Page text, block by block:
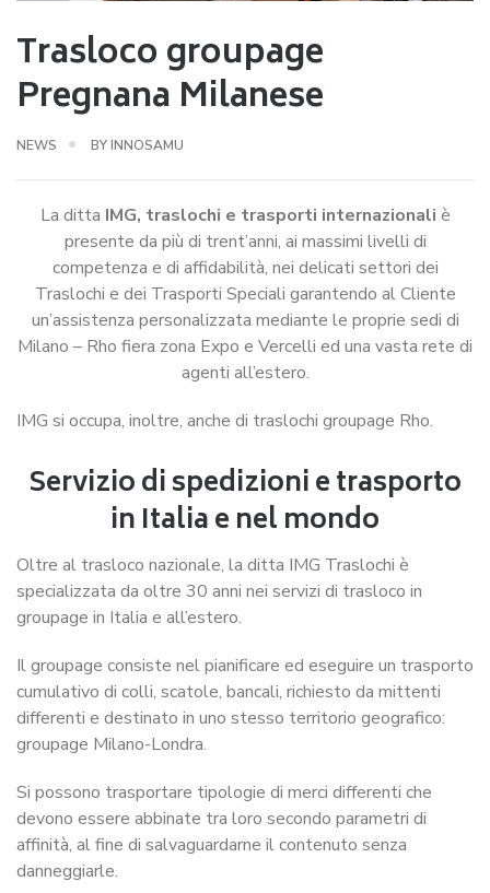
Trasloco groupage
Pregnana Milanese
NEWS BYINNOSAMU
La ditta IMG, traslochi e trasporti internazionali è
presente da più di trent’anni, ai massimi livelli di
competenza e di affidabilità, nei delicati settori dei
Traslochi e dei Trasporti Speciali garantendo al Cliente
un’assistenza personalizzata mediante le proprie sedi di
Milano – Rho fiera zona Expo e Vercelli ed una vasta rete di
agenti all’estero.
IMG si occupa, inoltre, anche di traslochi groupage Rho.
Servizio di spedizioni e trasporto
in Italia e nel mondo
Oltre al trasloco nazionale, la ditta IMG Traslochi è
specializzata da oltre 30 anni nei servizi di trasloco in
groupage in Italia e all’estero.
Il groupage consiste nel pianificare ed eseguire un trasporto
cumulativo di colli, scatole, bancali, richiesto da mittenti
differenti e destinato in uno stesso territorio geografico:
groupage Milano-Londra.
Si possono trasportare tipologie di merci differenti che
devono essere abbinate tra loro secondo parametri di
affinità, al fine di salvaguardarne il contenuto senza
danneggiarle.